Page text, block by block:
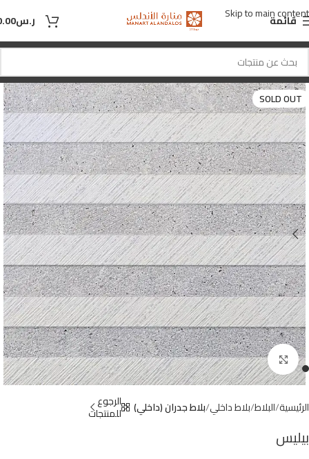
Skip to main content
قائمة ر.س
SOLD OUT
Click to enlarge
الرئيسية البلاط بلاط داخلي بلاط جدران (داخلي) الرجوع
للمنتجات
بيليس